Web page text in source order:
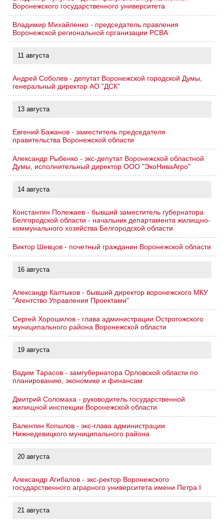
Воронежского государственного университета
Владимир Михайленко - председатель правления
Воронежской региональной организации РСВА
11 августа
Андрей Соболев - депутат Воронежской городской Думы,
генеральный директор АО "ДСК"
13 августа
Евгений Бажанов - заместитель председателя
правительства Воронежской области
Александр Рыбенко - экс-депутат Воронежской областной
Думы, исполнительный директор ООО "ЭкоНиваАгро"
14 августа
Константин Полежаев - бывший заместитель губернатора
Белгородской области - начальник департамента жилищно-
коммунального хозяйства Белгородской области
Виктор Шевцов - почетный гражданин Воронежской области
16 августа
Александр Калтыков - бывший директор воронежского МКУ
"Агентство Управления Проектами"
Сергей Хорошилов - глава администрации Острогожского
муниципального района Воронежской области
19 августа
Вадим Тарасов - замгубернатора Орловской области по
планированию, экономике и финансам
Дмитрий Соломаха - руководитель государственной
жилищной инспекции Воронежской области
Валентин Копылов - экс-глава администрации
Нижнедевицкого муниципального района
20 августа
Александр Агибалов - экс-ректор Воронежского
государственного аграрного университета имени Петра I
21 августа